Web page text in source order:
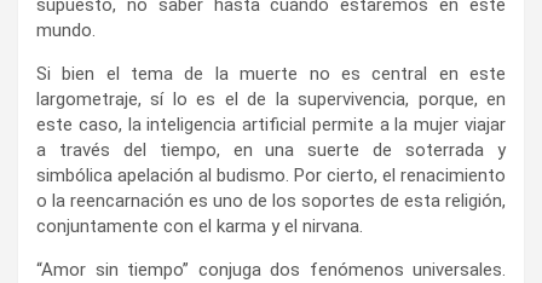
supuesto, no saber hasta cuándo estaremos en este
mundo.
Si bien el tema de la muerte no es central en este
largometraje, sí lo es el de la supervivencia, porque, en
este caso, la inteligencia artificial permite a la mujer viajar
a través del tiempo, en una suerte de soterrada y
simbólica apelación al budismo. Por cierto, el renacimiento
o la reencarnación es uno de los soportes de esta religión,
conjuntamente con el karma y el nirvana.
“Amor sin tiempo” conjuga dos fenómenos universales.